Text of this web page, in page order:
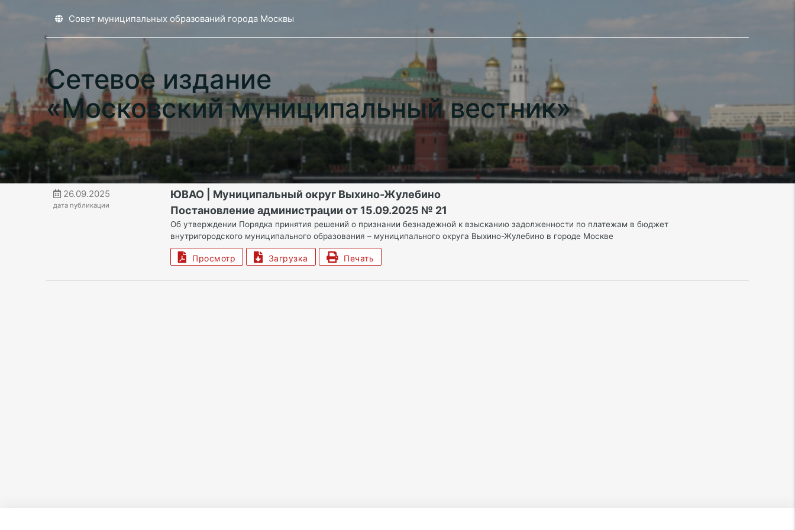
Совет муниципальных образований города Москвы
Сетевое издание
«Московский муниципальный вестник»
26.09.2025
дата публикации
ЮВАО | Муниципальный округ Выхино-Жулебино
Постановление администрации от 15.09.2025 № 21
Об утверждении Порядка принятия решений о признании безнадежной к взысканию задолженности по платежам в бюджет
внутригородского муниципального образования – муниципального округа Выхино-Жулебино в городе Москве
Просмотр Загрузка Печать